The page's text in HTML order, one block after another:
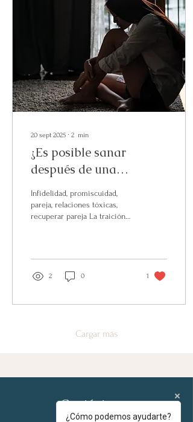
20 sept 2025 ∙ 2 min
¿Es posible sanar
después de una
infidelidad?
Infidelidad, promiscuidad,
pareja, relaciones tóxicas,
recuperar pareja La traición
2 0 1
Cargar más
Contáctanos
¿Cómo podemos ayudarte?